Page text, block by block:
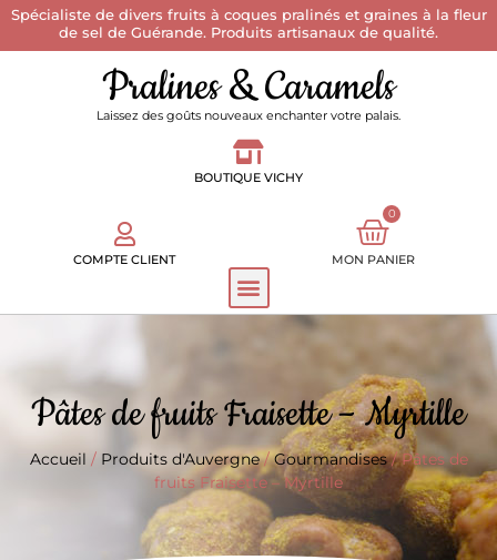
Spécialiste de divers fruits à coques pralinés et graines à la fleur
de sel de Guérande. Produits artisanaux de qualité.
Pralines & Caramels
Laissez des goûts nouveaux enchanter votre palais.
BOUTIQUE VICHY
COMPTE CLIENT
0
MON PANIER
Pâtes de fruits Fraisette – Myrtille
Accueil / Produits d'Auvergne/Gourmandises/ Pâtes de
fruits Fraisette – Myrtille